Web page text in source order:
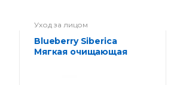
Уход за лицом
Blueberry Siberica
Мягкая очищающая